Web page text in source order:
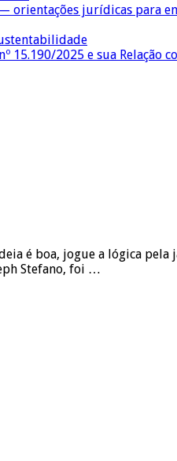
jurídicas para
2025 e sua Relação
é boa, jogue a lógica
Stefano, foi …